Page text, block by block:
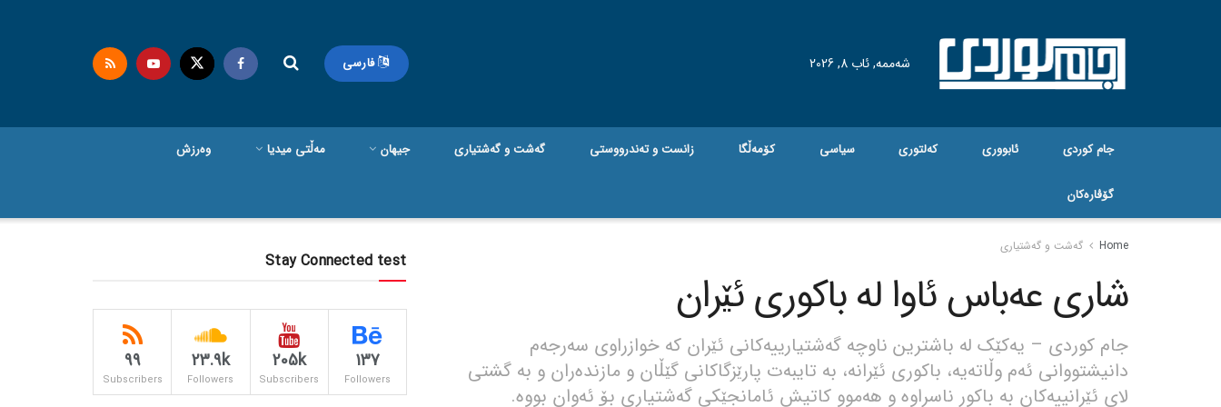
شەممە, ئاب 8, 2026 فارسی
جام کوردی ئابووری کەلتوری سیاسی کۆمەڵگا زانست و تەندرووستی گه‌شت و گه‌شتیاری جیهان مەڵتی میدیا وەرزش
گۆڤاره‌کان
Home گه‌شت و گه‌شتیاری
شاری عەباس ئاوا لە باکوری ئێران
جام کوردی – یەکێک لە باشترین ناوچە گەشتیارییەکانی ئێران کە خوازراوی سەرجەم
دانیشتووانی ئەم وڵاتەیە، باکوری ئێرانە، بە تایبەت پارێزگاکانی گێڵان و مازندەران و بە گشتی
لای ئێرانییەکان بە باکور ناسراوە و هەموو کاتیش ئامانجێکی گەشتیاری بۆ ئەوان بووە.
Stay Connected test
137
Followers
205k
Subscribers
23.9k
Followers
99
Subscribers